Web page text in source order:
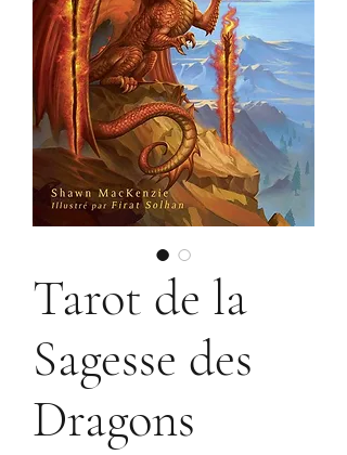
Tarot de la
Sagesse des
Dragons